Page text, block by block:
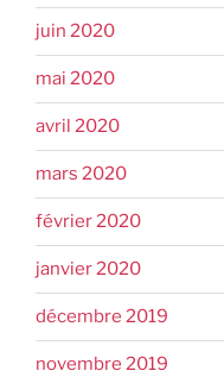
juin 2020
mai 2020
avril 2020
mars 2020
février 2020
janvier 2020
décembre 2019
novembre 2019